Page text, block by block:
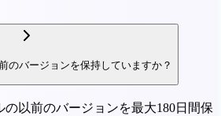
のバージョンを保持していますか？
の以前のバージョンを最大180日間保